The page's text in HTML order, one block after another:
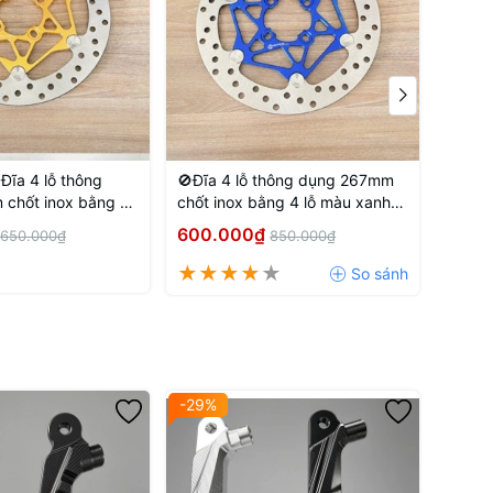
SIRIUS –
piston caliper
. The product is precision CNC-machined
4 lỗ thông
chốt inox bằng 4
650.000₫
🚫Đĩa 4 lỗ thông dụng 267mm
chốt inox bằng 4 lỗ màu xanh
dương
600.000₫ 850.000₫
-29%